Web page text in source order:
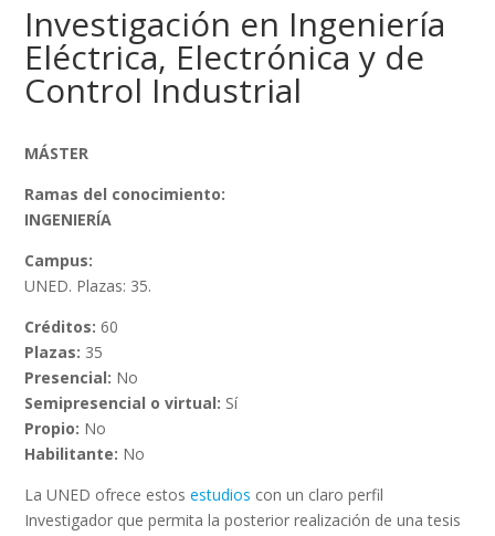
Investigación en Ingeniería
Eléctrica, Electrónica y de
Control Industrial
MÁSTER
Ramas del conocimiento:
INGENIERÍA
Campus:
UNED. Plazas: 35.
Créditos: 60
Plazas: 35
Presencial: No
Semipresencial o virtual: Sí
Propio: No
Habilitante: No
La UNED ofrece estosestudios con un claro perfil
Investigador que permita la posterior realización de una tesis